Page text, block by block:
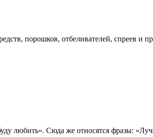
порошков, отбеливателей, спреев
любить». Сюда же относятся фразы: